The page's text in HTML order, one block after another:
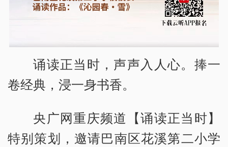
诵读正当时，声声入人心。捧一
卷经典，浸一身书香。
央广网重庆频道【诵读正当时】
特别策划，邀请巴南区花溪第二小学